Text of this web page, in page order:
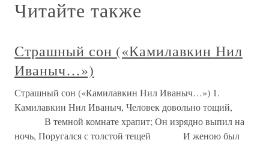
Читайте также
Страшный сон («Камилавкин Нил
Иваныч…»)
Страшный сон («Камилавкин Нил Иваныч…») 1.
Камилавкин Нил Иваныч, Человек довольно тощий,
В темной комнате храпит; Он изрядно выпил на
ночь, Поругался с толстой тещей И женою был